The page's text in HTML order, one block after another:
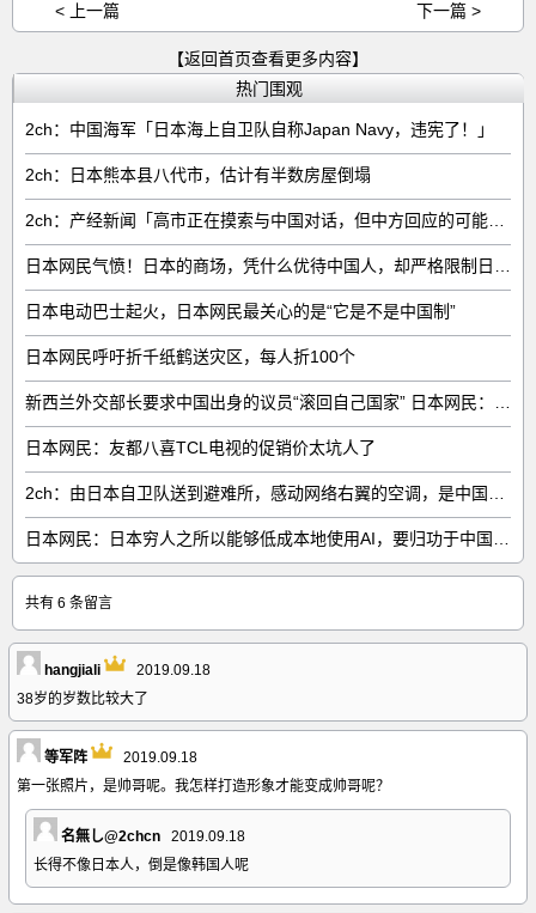
< 上一篇 下一篇 >
【返回首页查看更多内容】
热门围观
2ch：中国海军「日本海上自卫队自称Japan Navy，违宪了！」
2ch：日本熊本县八代市，估计有半数房屋倒塌
日本电动巴士起火，日本网民最关心的是“它是不是中国制”
日本网民呼吁折千纸鹤送灾区，每人折100个
日本网民：友都八喜TCL电视的促销价太坑人了
共有 6 条留言
hangjiali
2019.09.18
38岁的岁数比较大了
等军阵
2019.09.18
第一张照片，是帅哥呢。我怎样打造形象才能变成帅哥呢？
名無し@2chcn
2019.09.18
长得不像日本人，倒是像韩国人呢